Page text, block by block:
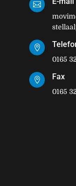


0165
 Fax
0165